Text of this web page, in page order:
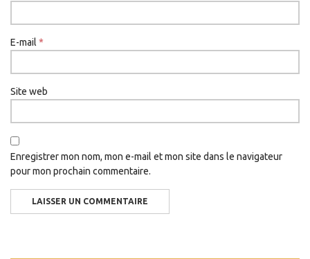
E-mail *
Site web
Enregistrer mon nom, mon e-mail et mon site dans le navigateur
pour mon prochain commentaire.